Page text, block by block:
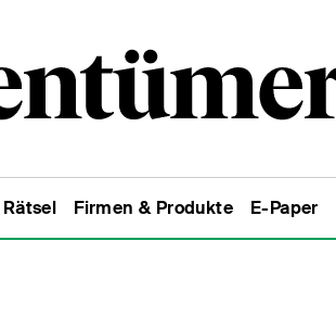
Rätsel Firmen & Produkte E-Paper